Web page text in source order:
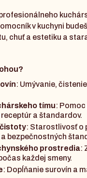
v kuchyni
chuť a estetiku a
: Umývanie,
tímu:
a štandardov.
: Starostlivosť o
bezpečnostných
prostredia:
každej smeny.
: Dopĺňanie surovín a